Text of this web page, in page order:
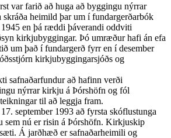
var farið að huga að byggingu nýrrar
heimild þar um í fundargerðarbók
1945 en þá ræddi þáverandi oddviti
kirkjubyggingar. Þó umræður hafi án efa
um það í fundargerð fyrr en í desember
kirkjubyggingarsjóðs og
safnaðarfundur að hafinn verði
nýrrar kirkju á Þórshöfn og fól
til að leggja fram.
september 1993 að fyrsta skóflustunga
sem nú er risin á Þórshöfn. Kirkjuskip
Á jarðhæð er safnaðarheimili og